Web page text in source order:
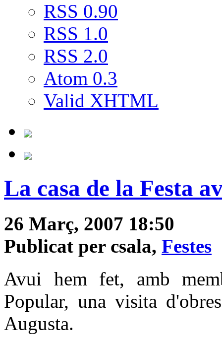
RSS 0.90
RSS 1.0
RSS 2.0
Atom 0.3
Valid XHTML
La casa de la Festa
26 Març, 2007 18:50
Publicat per csala, Festes
Avui hem fet, amb
Popular, una visita
Augusta.